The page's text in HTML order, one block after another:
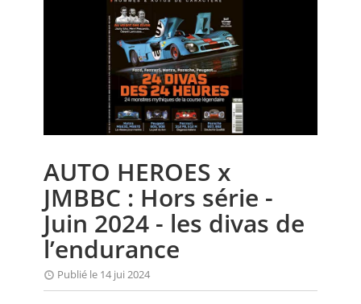
EVÈNEMENTS
CALENDRIER
ANNUAIRES
PETITES ANNONCES
AUTO HEROES x
JMBBC : Hors série -
Juin 2024 - les divas de
l’endurance
Publié le 14 jui 2024